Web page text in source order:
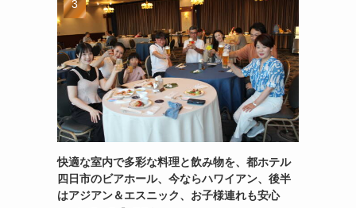
快適な室内で多彩な料理と飲み物を、都ホテル
四日市のビアホール、今ならハワイアン、後半
はアジアン＆エスニック、お子様連れも安心